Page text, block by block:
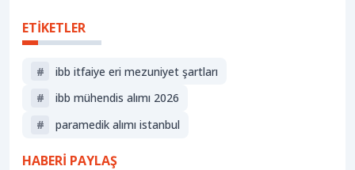
ETİKETLER
#
i̇bb itfaiye eri mezuniyet şartları
#
i̇bb mühendis alımı 2026
#
paramedik alımı i̇stanbul
HABERİ PAYLAŞ